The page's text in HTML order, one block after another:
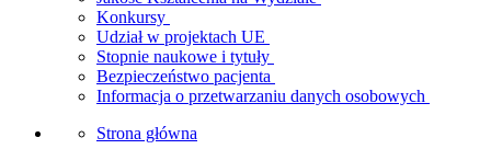
Konkursy
Udział w projektach UE
Stopnie naukowe i tytuły
Bezpieczeństwo pacjenta
Informacja o przetwarzaniu danych osobowych
Strona główna